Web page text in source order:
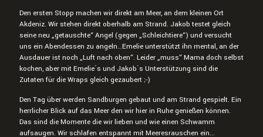
Den ersten Stopp machen wir direkt am Meer, an dem kleinen Ort
Akdeniz. Wir stehen direkt oberhalb am Strand. Jakob testet gleich
seine neu „getauschte“ Angel (gegen „Schleichtiere“) und versucht
uns ein Abendessen zu angeln…Emelie unterstützt ihn mental, an der
Ausdauer ist noch „Luft nach oben“. Leider „muss“ Mama doch selbst
kochen, aber mit Emelie´s und Jakob´s Unterstützung sind die
Zutaten für die Wraps gleich gezaubert ;-)
Den Tag über werden Sandburgen gebaut und am Strand gespielt. Ein
herrlicher Blick auf das Meer den wir hier in Ruhe genießen können.
Das sind die Momente die wir lieben und wie einen Schwamm
aufsaugen. Wir schlafen entspannt mit Meeresrauschen ein...